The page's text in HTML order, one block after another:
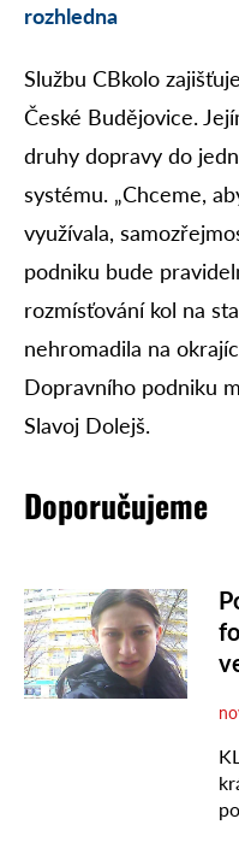
rozhledna
Službu CBkolo
České Budějovice.
druhy dopravy do
systému. „Chceme,
využívala,
podniku bude
rozmísťování kol na
nehromadila na
Dopravního podniku
Slavoj Dolejš.
Doporučujeme